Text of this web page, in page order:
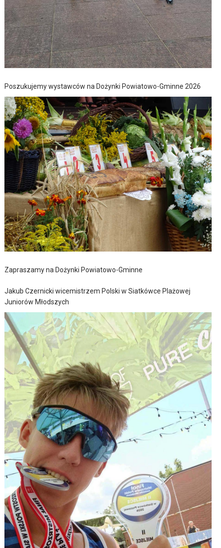
Poszukujemy wystawców na Dożynki Powiatowo-Gminne 2026
Zapraszamy na Dożynki Powiatowo-Gminne
Jakub Czernicki wicemistrzem Polski w Siatkówce Plażowej
Juniorów Młodszych